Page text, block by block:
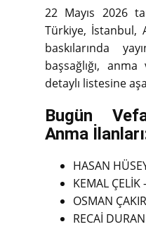
22 Mayıs 2026
Türkiye, İstanbul,
baskılarında
başsağlığı,
detaylı listesine
Bugün
Anma
HASAN
KEMAL ÇELİK
OSMAN
RECAİ